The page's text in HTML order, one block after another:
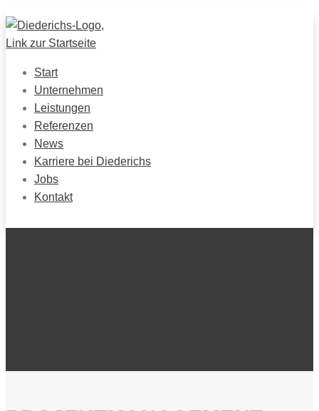
Start
Unternehmen
Leistungen
Referenzen
News
Karriere bei Diederichs
Jobs
Kontakt